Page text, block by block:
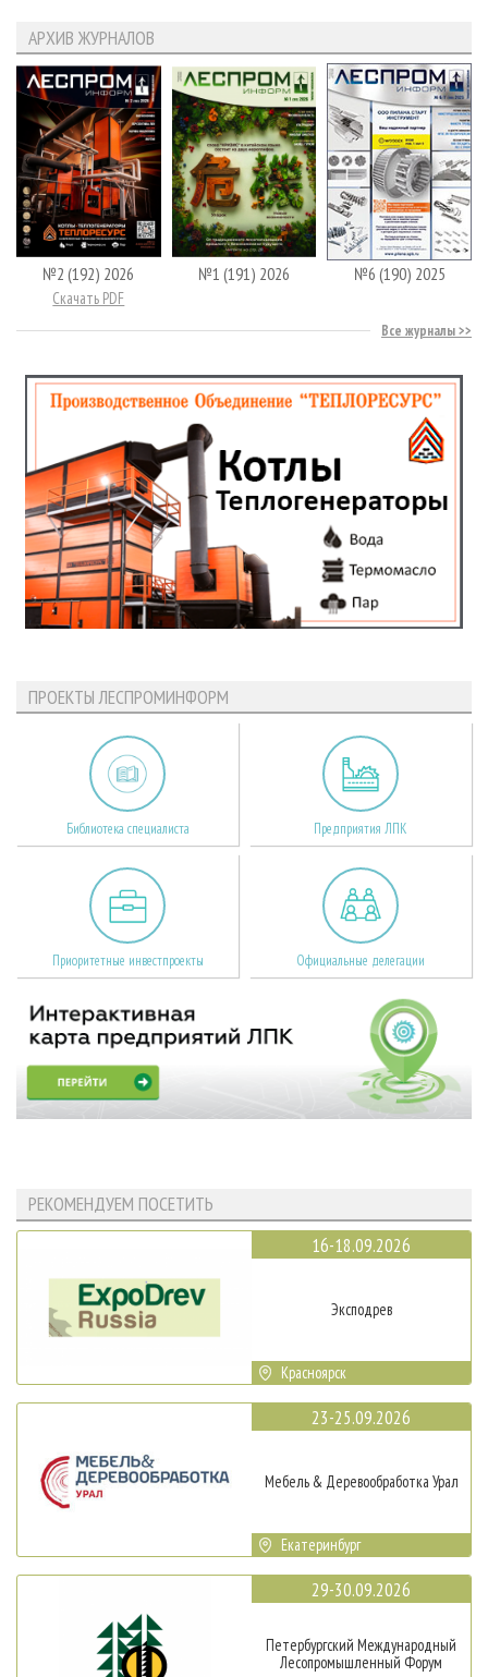
АРХИВ ЖУРНАЛОВ
№2 (192) 2026
Скачать PDF
№1 (191) 2026 №6 (190) 2025
Все журналы
ПРОЕКТЫ ЛЕСПРОМИНФОРМ
Библиотека специалиста Предприятия ЛПК
Приоритетные инвестпроекты Официальные делегации
РЕКОМЕНДУЕМ ПОСЕТИТЬ
16-18.09.2026
Эксподрев
Красноярск
23-25.09.2026
Мебель & Деревообработка Урал
Екатеринбург
29-30.09.2026
Петербургский Международный
Лесопромышленный Форум